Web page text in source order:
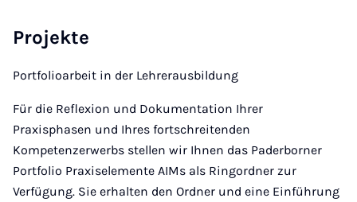
Projekte
Portfolioarbeit in der Lehrerausbildung
Für die Reflexion und Dokumentation Ihrer
Praxisphasen und Ihres fortschreitenden
Kompetenzerwerbs stellen wir Ihnen das Paderborner
Portfolio Praxiselemente AIMs als Ringordner zur
Verfügung. Sie erhalten den Ordner und eine Einführung